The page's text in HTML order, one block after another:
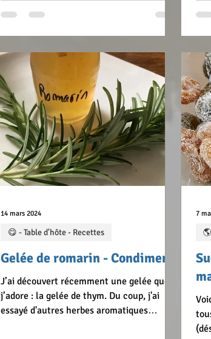
recherche rapide sur internet m'a amenée
à faire un premier test en collant les fleurs
sur la pâte crue avant cuisson. Ce que je
craignais s'est produit : une bonne partie
des fleurs se sont décollées
de
Gelée de romarin - Condiment
J’ai découvert récemment une gelée que
j’adore : la gelée de thym. Du coup, j'ai
essayé d'autres herbes aromatiques
😋 - Table d'hôte - Recettes
14 mars 2024 7